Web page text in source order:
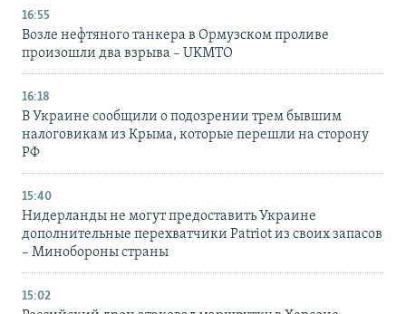
16:55
Возле нефтяного танкера в Ормузском проливе
произошли два взрыва – UKMTO
16:18
В Украине сообщили о подозрении трем бывшим
налоговикам из Крыма, которые перешли на сторону
РФ
15:40
Нидерланды не могут предоставить Украине
дополнительные перехватчики Patriot из своих запасов
– Минобороны страны
15:02